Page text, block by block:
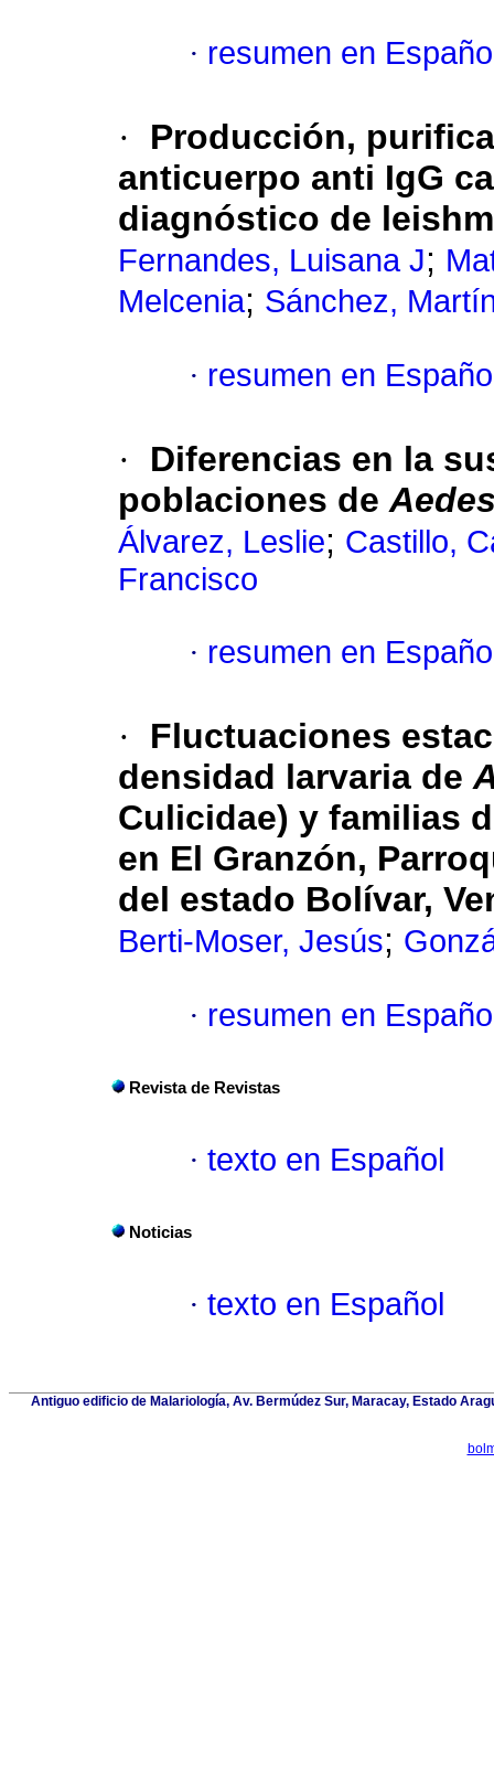
· resumen en
·
Producción,
anticuerpo anti IgG
diagnóstico de
Fernandes, Luisana J;
Melcenia; Sánchez,
· resumen en
·
Diferencias en la
poblaciones de
Álvarez, Leslie; Castillo,
Francisco
· resumen en
·
Fluctuaciones
densidad larvaria de
Culicidae) y familias
en El Granzón,
del estado Bolívar,
Berti-Moser, Jesús;
· resumen en
Revista de Revistas
· texto en Español
Noticias
· texto en Español
Antiguo edificio de Malariología, Av. Bermúdez Sur, Maracay, Estado